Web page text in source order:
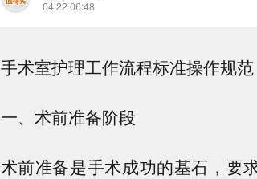
04.22 06:48
手术室护理工作流程标准操作规范
一、术前准备阶段
术前准备是手术成功的基石，要